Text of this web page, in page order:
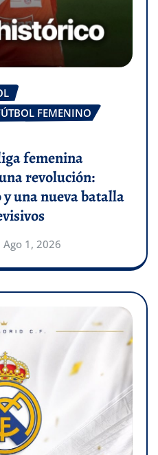
FEMENINO
femenina
revolución:
una nueva batalla
Ago 1, 2026